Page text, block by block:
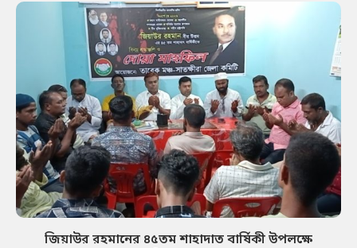
জিয়াউর রহমানের ৪৫তম শাহাদাত বার্ষিকী উপলক্ষে